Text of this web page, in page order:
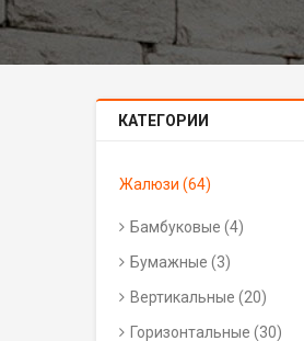
КАТЕГОРИИ
Жалюзи (64)
Бамбуковые (4)
Бумажные (3)
Вертикальные (20)
Горизонтальные (30)